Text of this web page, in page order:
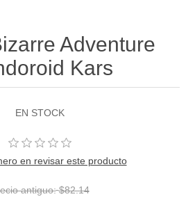
Adventure
Kars
EN STOCK
en revisar este producto
antiguo: $82.14